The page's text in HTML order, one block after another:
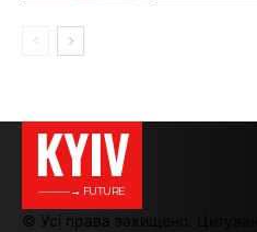
KYIV
———→ FUTURE
© Усі права захищено.